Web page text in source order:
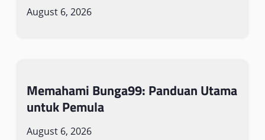
August 6, 2026
Memahami Bunga99: Panduan Utama
untuk Pemula
August 6, 2026